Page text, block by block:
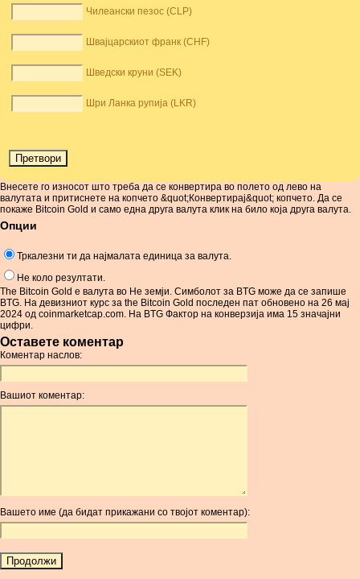
Чилеански пезос (CLP)
Швајцарскиот франк (CHF)
Шведски круни (SEK)
Шри Ланка рупија (LKR)
Внесете го износот што треба да се конвертира во полето од лево на
валутата и притиснете на копчето &quot;Конвертирај&quot; копчето. Да се ​​
покаже Bitcoin Gold и само една друга валута клик на било која друга валута.
Опции
Тркалезни ти да најмалата единица за валута.
Не коло резултати.
The Bitcoin Gold е валута во Не земји. Симболот за BTG може да се запише
BTG. На девизниот курс за the Bitcoin Gold последен пат обновено на 26 мај
2024 од coinmarketcap.com. На BTG Фактор на конверзија има 15 значајни
цифри.
Оставете коментар
Коментар наслов:
Вашиот коментар:
Вашето име (да бидат прикажани со твојот коментар):